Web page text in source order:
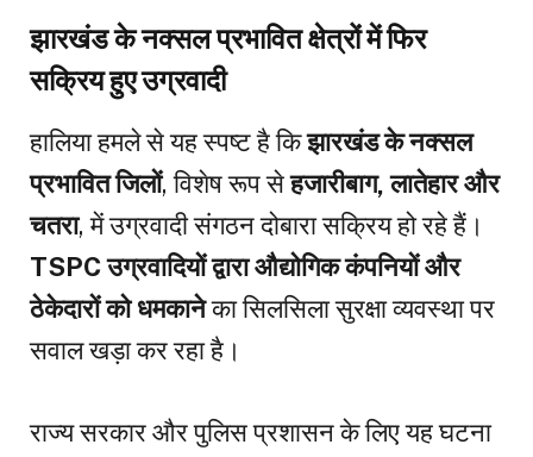
झारखंड के नक्सल प्रभावित क्षेत्रों में फिर
सक्रिय हुए उग्रवादी
हालिया हमले से यह स्पष्ट है किझारखंड के नक्सल
प्रभावित जिलों, विशेष रूप सेहजारीबाग, लातेहार और
चतरा, में उग्रवादी संगठन दोबारा सक्रिय हो रहे हैं।
TSPC उग्रवादियों द्वारा औद्योगिक कंपनियों और
ठेकेदारों को धमकानेका सिलसिला सुरक्षा व्यवस्था पर
सवाल खड़ा कर रहा है।
राज्य सरकार और पुलिस प्रशासन के लिए यह घटना